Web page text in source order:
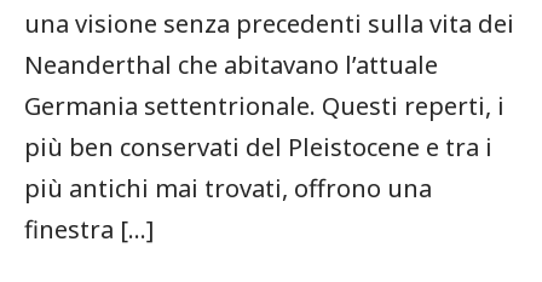
una visione senza precedenti sulla vita dei
Neanderthal che abitavano l’attuale
Germania settentrionale. Questi reperti, i
più ben conservati del Pleistocene e tra i
più antichi mai trovati, offrono una
finestra […]